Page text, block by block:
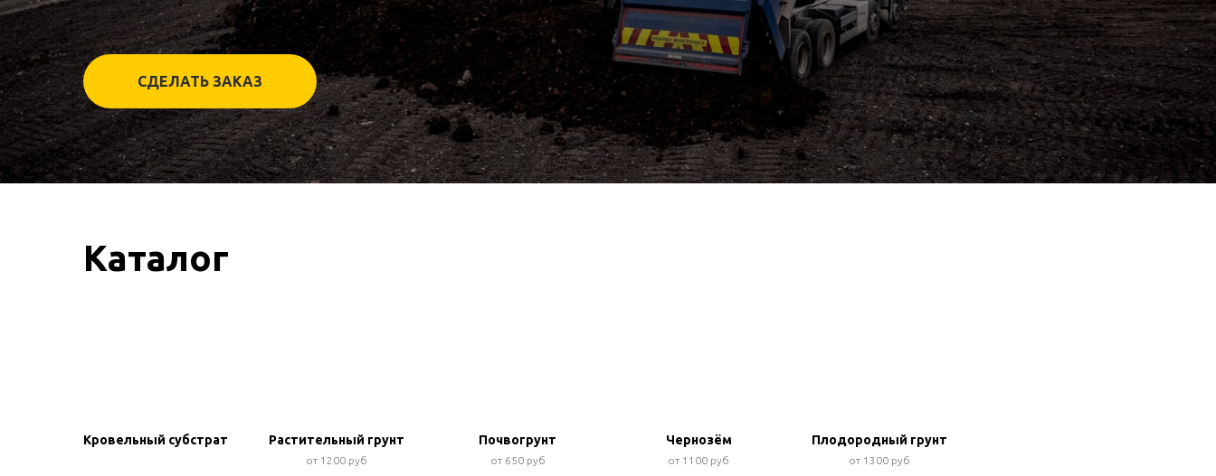
СДЕЛАТЬ ЗАКАЗ
Каталог
Кровельный субстрат Растительный грунт
от 1200 руб
Почвогрунт
от 650 руб
Чернозём
от 1100 руб
Плодородный грунт
от 1300 руб